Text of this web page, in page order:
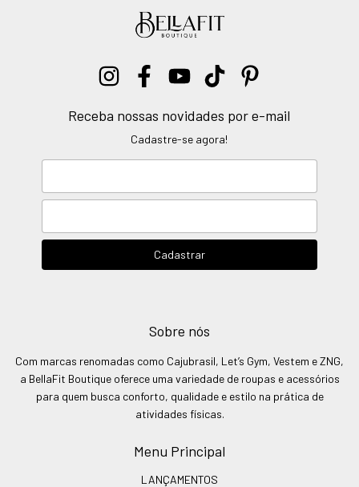
Receba nossas novidades por e-mail
Cadastre-se agora!
Sobre nós
Com marcas renomadas como Cajubrasil, Let’s Gym, Vestem e ZNG,
a BellaFit Boutique oferece uma variedade de roupas e acessórios
para quem busca conforto, qualidade e estilo na prática de
atividades físicas.
Menu Principal
LANÇAMENTOS